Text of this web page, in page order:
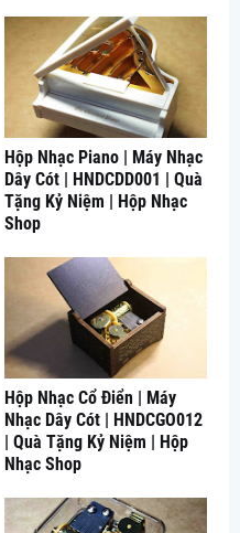
Hộp Nhạc Piano | Máy Nhạc
Dây Cót | HNDCDD001 | Quà
Tặng Kỷ Niệm | Hộp Nhạc
Shop
Hộp Nhạc Cổ Điển | Máy
Nhạc Dây Cót | HNDCGO012
| Quà Tặng Kỷ Niệm | Hộp
Nhạc Shop